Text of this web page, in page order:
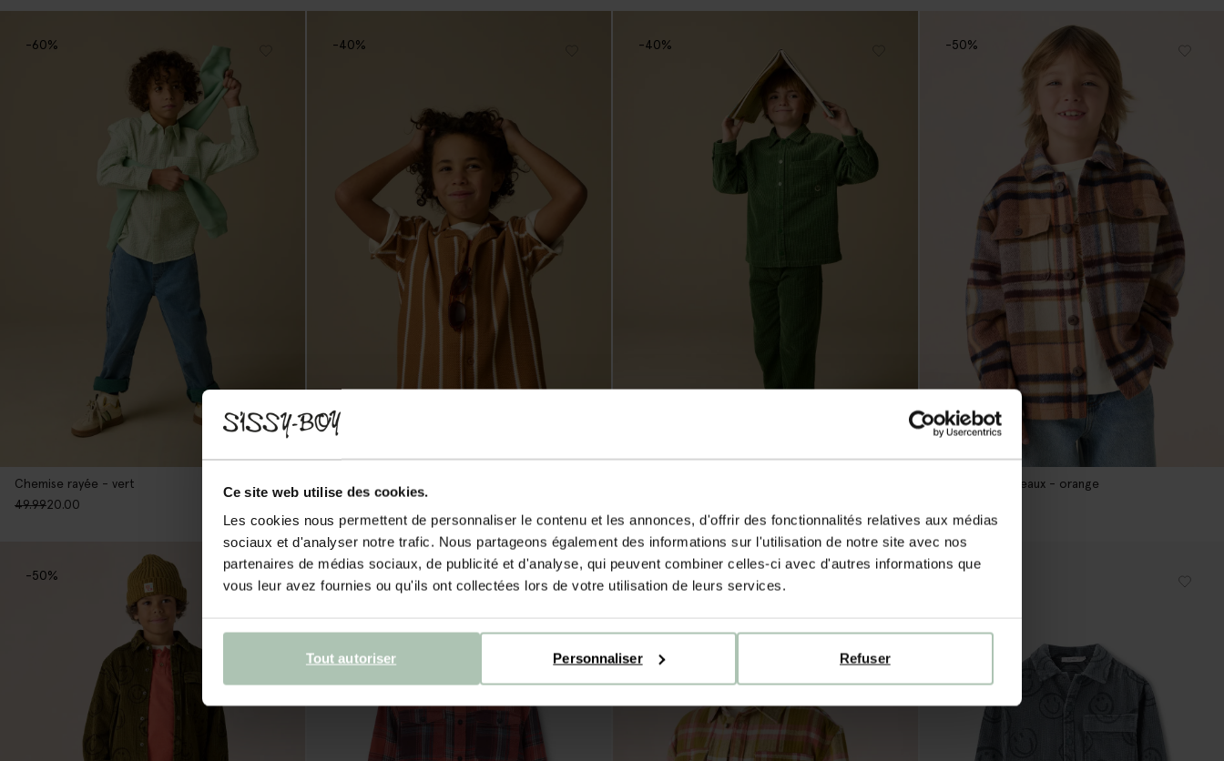
Ce site web utilise des cookies.
Les cookies nous permettent de personnaliser le contenu et les annonces, d'offrir des fonctionnalités relatives aux médias
sociaux et d'analyser notre trafic. Nous partageons également des informations sur l'utilisation de notre site avec nos
partenaires de médias sociaux, de publicité et d'analyse, qui peuvent combiner celles-ci avec d'autres informations que
vous leur avez fournies ou qu'ils ont collectées lors de votre utilisation de leurs services.
Refuser
Personnaliser
Tout autoriser
Chemise rayée - vert
49.9920.00
-60%
Chemise rayée - marron
-40% -40%
Chemise à carreaux - orange
-50%
-50% -50%